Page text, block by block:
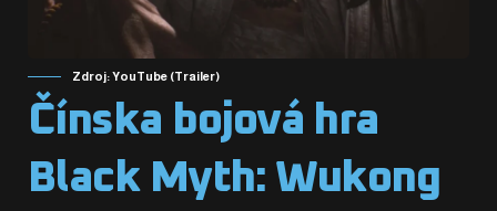
Zdroj: YouTube (Trailer)
Čínska bojová hra
Black Myth: Wukong